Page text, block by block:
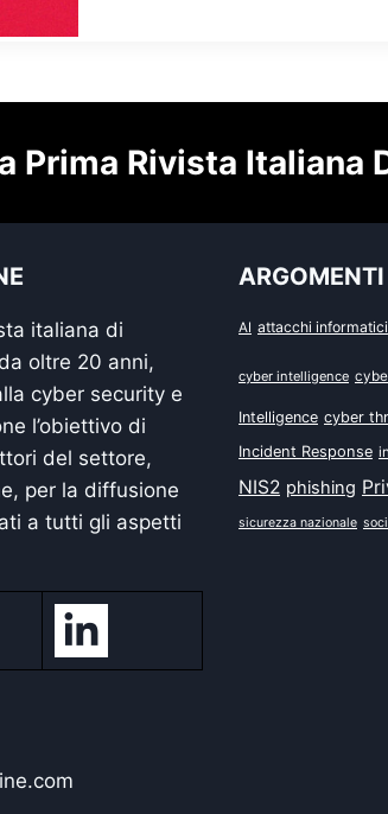
SICURO:
BUSINESS
EMAIL
Prima Rivista Italiana
italiana di
oltre 20 anni,
cyber security e
l’obiettivo di
del settore,
per la diffusione
a tutti gli aspetti
ARGOMENTI
AI attacchi informatici
cyber intelligence
Intelligence cyber
Incident Response
NIS2 phishing
sicurezza nazionale